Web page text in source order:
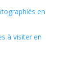
en
à visiter en